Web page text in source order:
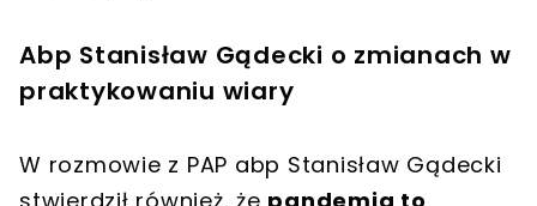
Abp Stanisław Gądecki o zmianach w
praktykowaniu wiary
W rozmowie z PAP abp Stanisław Gądecki